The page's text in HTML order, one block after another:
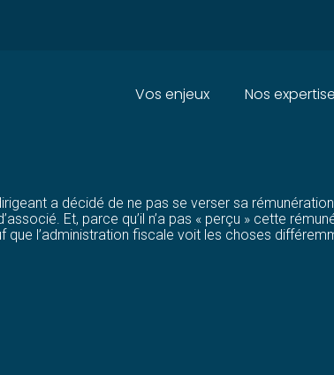
Principal
Vos enjeux Nos
: NON VERSÉE
a décidé de ne pas se verser sa
Et, parce qu’il n’a pas « perçu » cette
que l’administration fiscale voit les choses